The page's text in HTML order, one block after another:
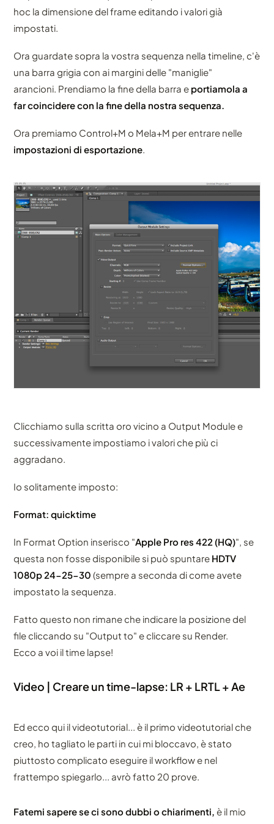
hoc la dimensione del frame editando i valori già
impostati.
Ora guardate sopra la vostra sequenza nella timeline, c'è
una barra grigia con ai margini delle "maniglie"
arancioni. Prendiamo la fine della barra e portiamola a
far coincidere con la fine della nostra sequenza.
Ora premiamo Control+M o Mela+M per entrare nelle
impostazioni di esportazione.
Clicchiamo sulla scritta oro vicino a Output Module e
successivamente impostiamo i valori che più ci
aggradano.
Io solitamente imposto:
Format: quicktime
In Format Option inserisco "Apple Pro res 422 (HQ)", se
questa non fosse disponibile si può spuntare HDTV
1080p 24-25-30 (sempre a seconda di come avete
impostato la sequenza.
Fatto questo non rimane che indicare la posizione del
file cliccando su "Output to" e cliccare su Render.
Ecco a voi il time lapse!
Video | Creare un time-lapse: LR + LRTL + Ae
Ed ecco qui il videotutorial... è il primo videotutorial che
creo, ho tagliato le parti in cui mi bloccavo, è stato
piuttosto complicato eseguire il workflow e nel
frattempo spiegarlo... avrò fatto 20 prove.
Fatemi sapere se ci sono dubbi o chiarimenti, è il mio